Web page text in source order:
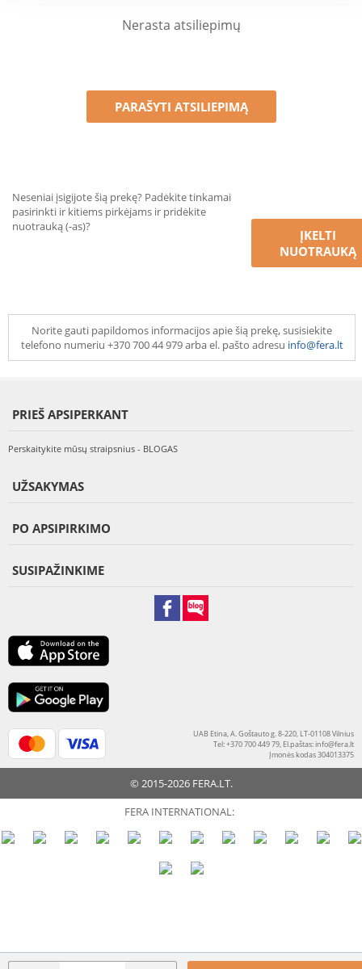
Nerasta atsiliepimų
PARAŠYTI ATSILIEPIMĄ
Neseniai įsigijote šią prekę? Padėkite tinkamai
pasirinkti ir kitiems pirkėjams ir pridėkite
nuotrauką (-as)?
ĮKELTI
NUOTRAUKĄ
Norite gauti papildomos informacijos apie šią prekę, susisiekite
telefono numeriu +370 700 44 979 arba el. pašto adresu info@fera.lt
PRIEŠ APSIPERKANT
Perskaitykite mūsų straipsnius - BLOGAS
UŽSAKYMAS
PO APSIPIRKIMO
SUSIPAŽINKIME
UAB Etina, A. Goštauto g. 8-220, LT-01108 Vilnius
Tel: +370 700 449 79, El.paštas:info@fera.lt
Įmonės kodas 304013375
© 2015-2026 FERA.LT.
FERA INTERNATIONAL: